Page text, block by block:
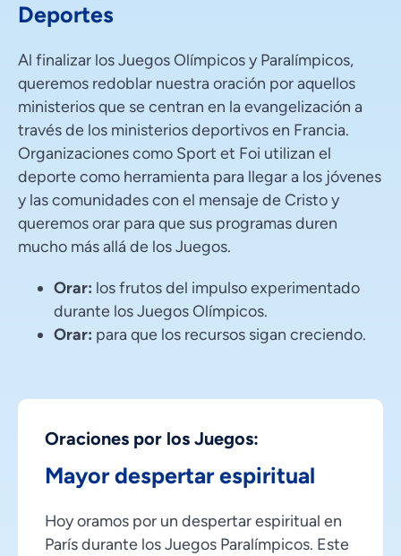
Deportes
Al finalizar los Juegos Olímpicos y Paralímpicos,
queremos redoblar nuestra oración por aquellos
ministerios que se centran en la evangelización a
través de los ministerios deportivos en Francia.
Organizaciones como Sport et Foi utilizan el
deporte como herramienta para llegar a los jóvenes
y las comunidades con el mensaje de Cristo y
queremos orar para que sus programas duren
mucho más allá de los Juegos.
Orar: los frutos del impulso experimentado
durante los Juegos Olímpicos.
Orar: para que los recursos sigan creciendo.
Oraciones por los Juegos:
Mayor despertar espiritual
Hoy oramos por un despertar espiritual en
París durante los Juegos Paralímpicos. Este